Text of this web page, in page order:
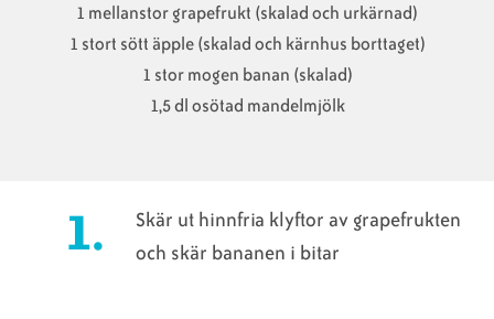
1 mellanstor grapefrukt (skalad och urkärnad)
1 stort sött äpple (skalad och kärnhus borttaget)
1 stor mogen banan (skalad)
1,5 dl osötad mandelmjölk
Skär ut hinnfria klyftor av grapefrukten
och skär bananen i bitar